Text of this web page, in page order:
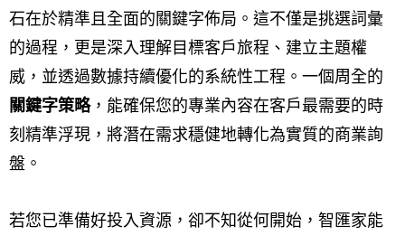
石在於精準且全面的關鍵字佈局。這不僅是挑選詞彙
的過程，更是深入理解目標客戶旅程、建立主題權
威，並透過數據持續優化的系統性工程。一個周全的
關鍵字策略，能確保您的專業內容在客戶最需要的時
刻精準浮現，將潛在需求穩健地轉化為實質的商業詢
盤。
若您已準備好投入資源，卻不知從何開始，智匯家能